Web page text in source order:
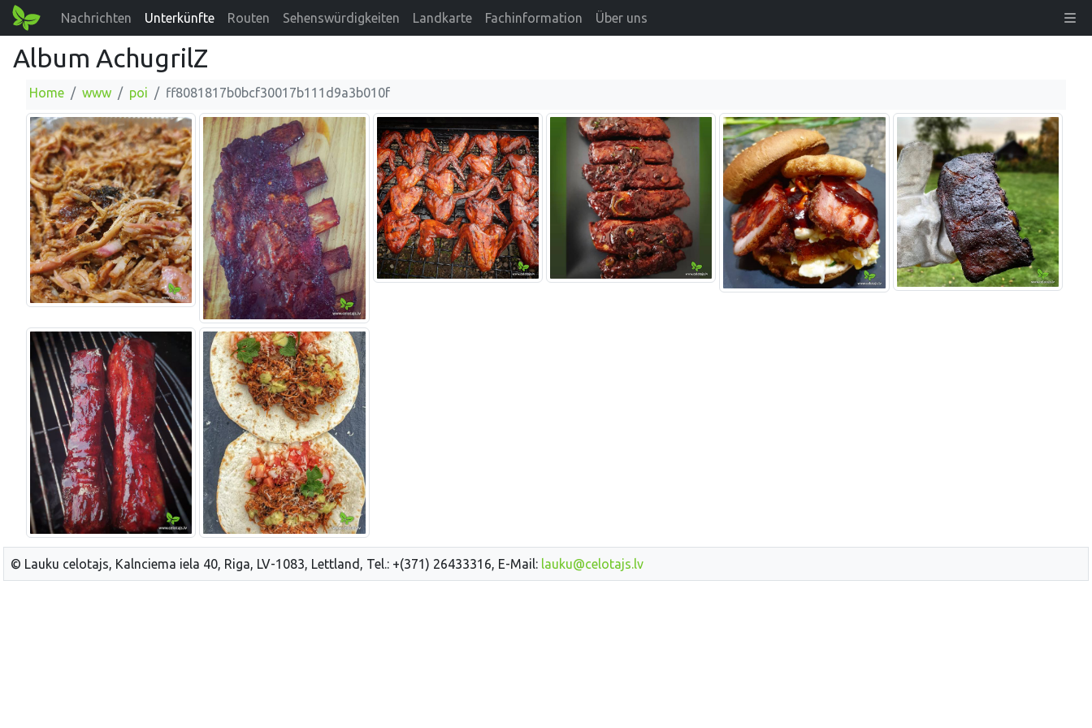
Nachrichten Unterkünfte Routen Sehenswürdigkeiten Landkarte Fachinformation Über uns
Album AchugrilZ
Home www poi ff8081817b0bcf30017b111d9a3b010f
© Lauku celotajs, Kalnciema iela 40, Riga, LV-1083, Lettland, Tel.: +(371) 26433316, E-Mail: lauku@celotajs.lv